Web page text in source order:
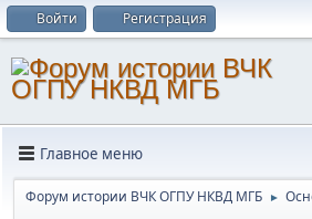
Войти Регистрация
Главное меню
Форум истории ВЧК ОГПУ НКВД МГБ ►